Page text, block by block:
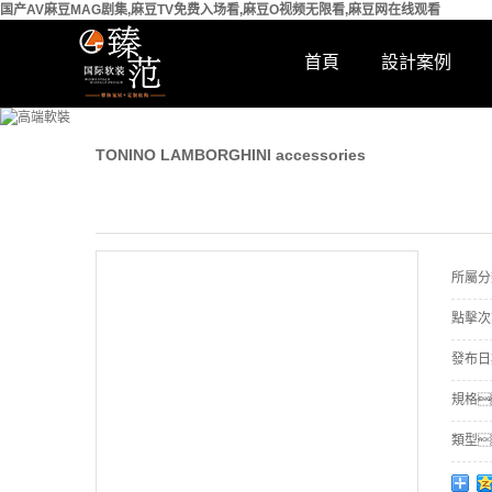
国产AV麻豆MAG剧集,麻豆TV免费入场看,麻豆O视频无限看,麻豆网在线观看
首頁 設計案例
TONINO LAMBORGHINI accessories
所屬
點擊
發布
規格
類型